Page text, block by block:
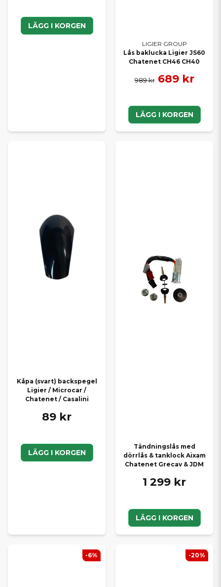
LÄGG I KORGEN
LIGIER GROUP
Lås baklucka Ligier JS60
Chatenet CH46 CH40
989 kr 689 kr
LÄGG I KORGEN
Kåpa (svart) backspegel
Ligier / Microcar /
Chatenet / Casalini
89 kr
LÄGG I KORGEN
Tändningslås med
dörrlås & tanklock Aixam
Chatenet Grecav & JDM
1 299 kr
LÄGG I KORGEN
-6% -20%